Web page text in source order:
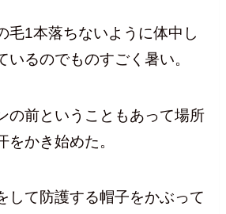
毛1本落ちないように体中し
いるのでものすごく暑い。
の前ということもあって場所
をかき始めた。
して防護する帽子をかぶって